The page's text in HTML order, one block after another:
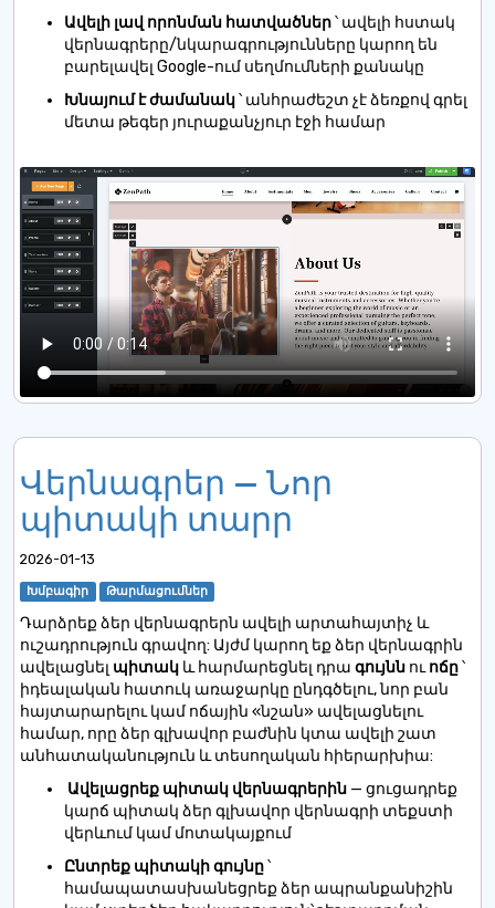
Ավելի լավ որոնման հատվածներ՝ ավելի հստակ
վերնագրերը/նկարագրությունները կարող են
բարելավել Google-ում սեղմումների քանակը
Խնայում է ժամանակ՝ անհրաժեշտ չէ ձեռքով գրել
մետա թեգեր յուրաքանչյուր էջի համար
Վերնագրեր — Նոր
պիտակի տարր
2026-01-13
Խմբագիր Թարմացումներ
Դարձրեք ձեր վերնագրերն ավելի արտահայտիչ և
ուշադրություն գրավող: Այժմ կարող եք ձեր վերնագրին
ավելացնել պիտակ և հարմարեցնել դրա գույնն ու ոճը՝
իդեալական հատուկ առաջարկը ընդգծելու, նոր բան
հայտարարելու կամ ոճային «նշան» ավելացնելու
համար, որը ձեր գլխավոր բաժնին կտա ավելի շատ
անհատականություն և տեսողական հիերարխիա:
Ավելացրեք պիտակ վերնագրերին — ցուցադրեք
կարճ պիտակ ձեր գլխավոր վերնագրի տեքստի
վերևում կամ մոտակայքում
Ընտրեք պիտակի գույնը՝
համապատասխանեցրեք ձեր ապրանքանիշին